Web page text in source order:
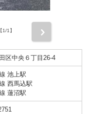
1/1】
区中央６丁目26-4
池上駅
西馬込駅
蓮沼駅